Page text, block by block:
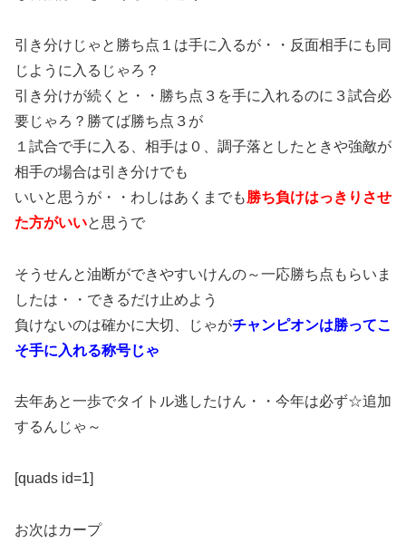
引き分けじゃと勝ち点１は手に入るが・・反面相手にも同
じように入るじゃろ？
引き分けが続くと・・勝ち点３を手に入れるのに３試合必
要じゃろ？勝てば勝ち点３が
１試合で手に入る、相手は０、調子落としたときや強敵が
相手の場合は引き分けでも
いいと思うが・・わしはあくまでも勝ち負けはっきりさせ
た方がいいと思うで
そうせんと油断ができやすいけんの～一応勝ち点もらいま
したは・・できるだけ止めよう
負けないのは確かに大切、じゃがチャンピオンは勝ってこ
そ手に入れる称号じゃ
去年あと一歩でタイトル逃したけん・・今年は必ず☆追加
するんじゃ～
[quads id=1]
お次はカープ